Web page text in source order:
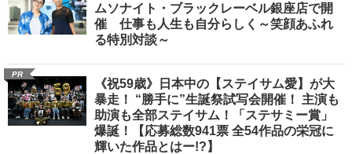
ムソナイト・ブラックレーベル銀座店で開
催 仕事も人生も自分らしく～笑顔あふれ
る特別対談～
PR
《祝59歳》日本中の【ステイサム愛】が大
暴走！ “勝手に”生誕祭試写会開催！ 主演も
助演も全部ステイサム！「ステサミー賞」
爆誕！【応募総数941票 全54作品の栄冠に
輝いた作品とはー!?】